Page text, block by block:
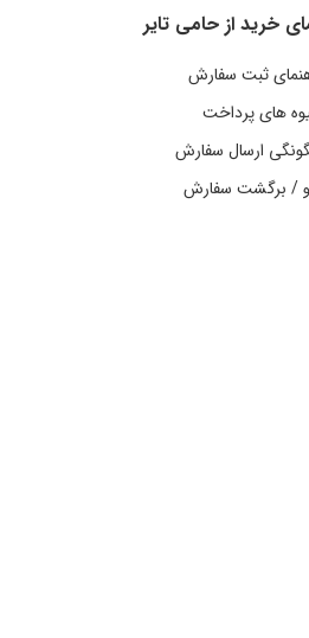
خرید از حامی تایر
ثبت سفارش
های پرداخت
ارسال سفارش
/ برگشت سفارش